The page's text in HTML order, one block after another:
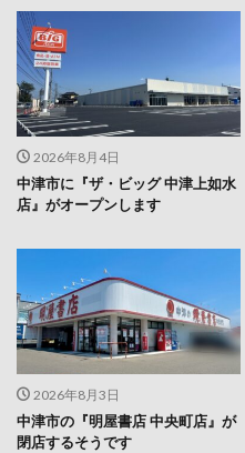
2026年8月4日
中津市に『ザ・ビッグ 中津上如水
店』がオープンします
2026年8月3日
中津市の『明屋書店 中央町店』が
閉店するそうです